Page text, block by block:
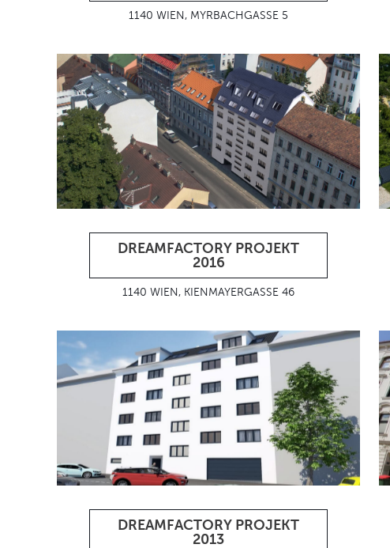
1140 WIEN, MYRBACHGASSE 5
DREAMFACTORY PROJEKT
2016
1140 WIEN, KIENMAYERGASSE 46
DREAMFACTORY PROJEKT
2013